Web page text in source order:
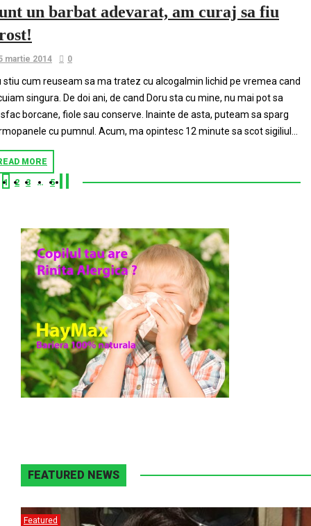
un barbat adevarat, am curaj sa fiu
martie 2014 0
stiu cum reuseam sa ma tratez cu alcogalmin lichid pe vremea cand
singura. De doi ani, de cand Doru sta cu mine, nu mai pot sa
borcane, fiole sau conserve. Inainte de asta, puteam sa sparg
cu pumnul. Acum, ma opintesc 12 minute sa scot sigiliul...
MORE
1 2 3 … 5
FEATURED NEWS
Featured